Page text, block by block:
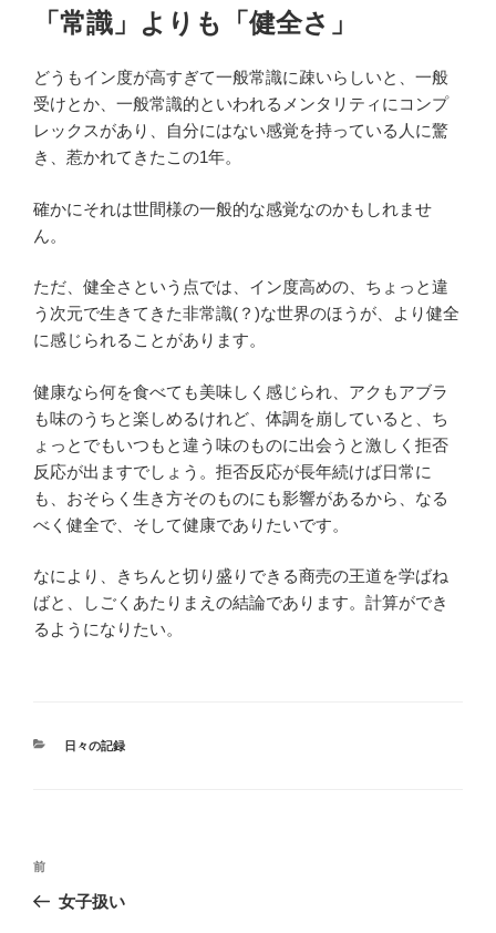
「常識」よりも「健全さ」
どうもイン度が高すぎて一般常識に疎いらしいと、一般
受けとか、一般常識的といわれるメンタリティにコンプ
レックスがあり、自分にはない感覚を持っている人に驚
き、惹かれてきたこの1年。
確かにそれは世間様の一般的な感覚なのかもしれませ
ん。
ただ、健全さという点では、イン度高めの、ちょっと違
う次元で生きてきた非常識(？)な世界のほうが、より健全
に感じられることがあります。
健康なら何を食べても美味しく感じられ、アクもアブラ
も味のうちと楽しめるけれど、体調を崩していると、ち
ょっとでもいつもと違う味のものに出会うと激しく拒否
反応が出ますでしょう。拒否反応が長年続けば日常に
も、おそらく生き方そのものにも影響があるから、なる
べく健全で、そして健康でありたいです。
なにより、きちんと切り盛りできる商売の王道を学ばね
ばと、しごくあたりまえの結論であります。計算ができ
るようになりたい。
カ
日々の記録
投
過
去
前
女子扱い